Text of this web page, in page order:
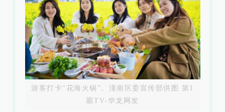
游客打卡“花海火锅”。潼南区委宣传部供图 第1
眼TV-华龙网发